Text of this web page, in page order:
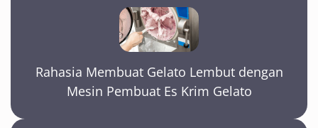
Rahasia Membuat Gelato Lembut dengan
Mesin Pembuat Es Krim Gelato